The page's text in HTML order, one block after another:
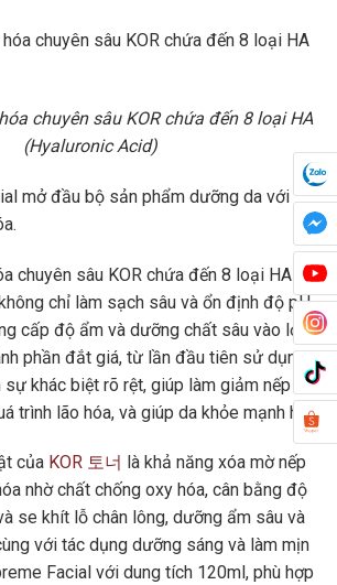
chuyên sâu KOR chứa đến 8 loại HA
(Hyaluronic Acid)
mở đầu bộ sản phẩm dưỡng da với
chuyên sâu KOR chứa đến 8 loại HA
chỉ làm sạch sâu và ổn định độ pH
cấp độ ẩm và dưỡng chất sâu vào lớp
phần đắt giá, từ lần đầu tiên sử dụng,
khác biệt rõ rệt, giúp làm giảm nếp
trình lão hóa, và giúp da khỏe mạnh hơn.
của KOR 토너 là khả năng xóa mờ nếp
nhờ chất chống oxy hóa, cân bằng độ
se khít lỗ chân lông, dưỡng ẩm sâu và
với tác dụng dưỡng sáng và làm mịn
Facial với dung tích 120ml, phù hợp